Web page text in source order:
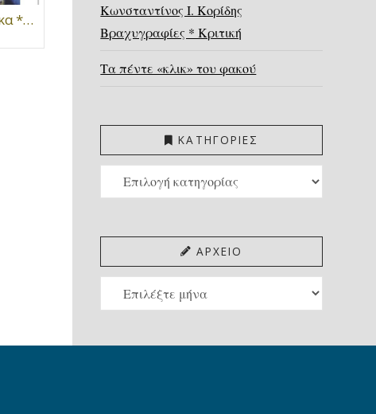
Κλεονίκη Δρούγκα * Κουκούτσια από καρπούζι
Κωνσταντίνος Ι. Κορίδης
Βραχυγραφίες * Κριτική
Τα πέντε «κλικ» του φακού
ΚΑΤΗΓΟΡΙΕΣ
ΚΑΤΗΓΟΡΙΕΣ
ΑΡΧΕΙΟ
ΑΡΧΕΙΟ